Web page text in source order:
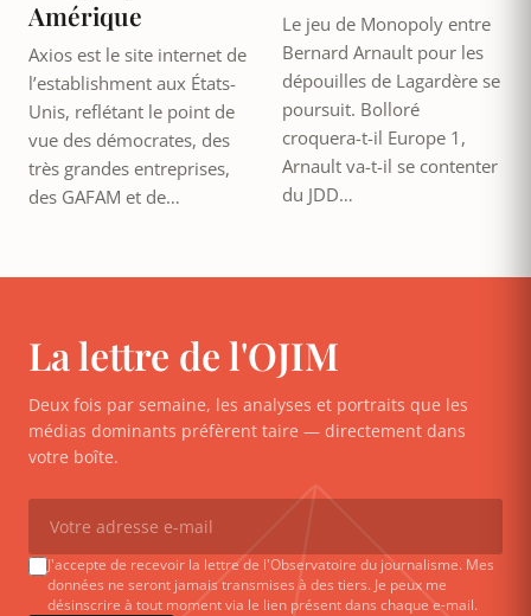
Amérique
Axios est le site internet de
l’establishment aux États-
Unis, reflétant le point de
vue des démocrates, des
très grandes entreprises,
des GAFAM et de…
Le jeu de Monopoly entre
Bernard Arnault pour les
dépouilles de Lagardère se
poursuit. Bolloré
croquera-t-il Europe 1,
Arnault va-t-il se contenter
du JDD…
La lettre de l'OJIM
Deux fois par semaine, les analyses et portraits que les
médias dominants préfèrent taire — directement dans
votre boîte.
J'accepte de recevoir la lettre de l'Observatoire du journalisme. Mes
données ne seront jamais transmises à des tiers. Je peux me
désinscrire à tout moment via le lien présent dans chaque e-mail.